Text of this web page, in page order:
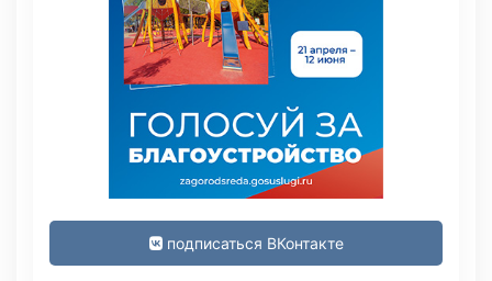
подписаться ВКонтакте